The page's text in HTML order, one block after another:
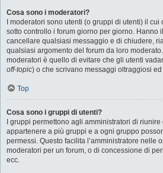
Cosa sono i moderatori?
I moderatori sono utenti (o gruppi di utenti) il
sotto controllo i forum giorno per giorno. Hanno
cancellare qualsiasi messaggio e di chiudere,
qualsiasi argomento del forum da loro
moderatori è quello di evitare che gli utenti
off-topic) o che scrivano messaggi oltraggiosi
Top
Cosa sono i gruppi di utenti?
I gruppi permettono agli amministratori di
appartenere a più gruppi e a ogni gruppo
permessi. Questo facilita l’amministratore nelle
moderatori per un forum, o di concessione di
ecc.